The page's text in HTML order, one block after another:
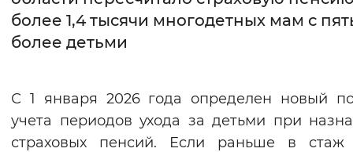
Интервал между буквами
Цвет сайта
более 1,4 тысячи многодетных мам с
более детьми
С 1 января 2026 года определен новый
учета периодов ухода за детьми при
страховых пенсий. Если раньше в